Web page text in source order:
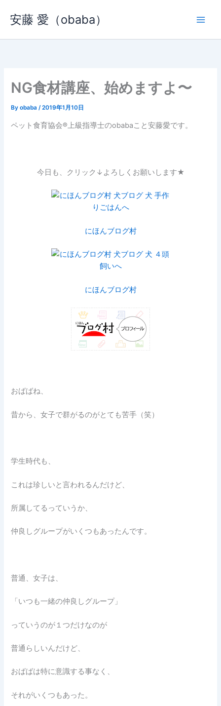
ス
安藤 愛（obaba）
NG食材講座、始めますよ〜
Byobaba/2019年1月10日
ペット食育協会®︎上級指導士のobabaこと安藤愛です。
今日も、クリック↓よろしくお願いします★
にほんブログ村
にほんブログ村
おばばね、
昔から、女子で群がるのがとても苦手（笑）
学生時代も、
これは珍しいと言われるんだけど、
所属してるっていうか、
仲良しグループがいくつもあったんです。
普通、女子は、
「いつも一緒の仲良しグループ」
っていうのが１つだけなのが
普通らしいんだけど、
おばばは特に意識する事なく、
それがいくつもあった。